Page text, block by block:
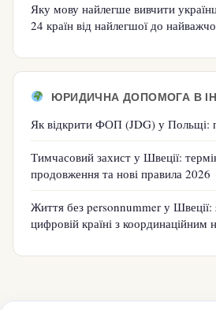
Яку мову найлегше вивчити
24 країн від найлегшої до
ЮРИДИЧНА ДОПОМОГА В
Як відкрити ФОП (JDG) у Польщі:
Тимчасовий захист у Швеції:
продовження та нові правила 2026
Життя без personnummer у Швеції:
цифровій країні з координаційним